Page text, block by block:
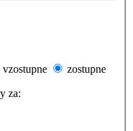
vzostupne
zostupne
za: